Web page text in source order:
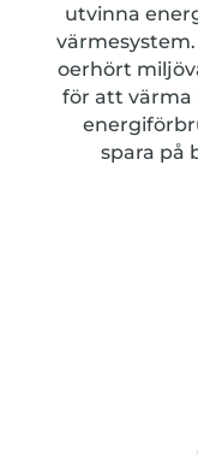
utvinna
oerhört
för att värma
spara på